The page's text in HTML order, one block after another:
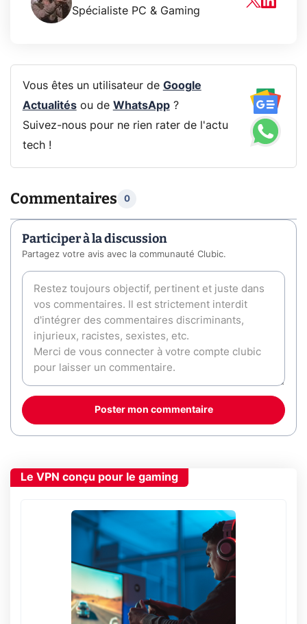
Spécialiste PC & Gaming
Vous êtes un utilisateur de Google
Actualitésou de WhatsApp?
Suivez-nous pour ne rien rater de l'actu
tech !
Commentaires 0
Participer à la discussion
Partagez votre avis avec la communauté Clubic.
Poster mon commentaire
Le VPN conçu pour le gaming